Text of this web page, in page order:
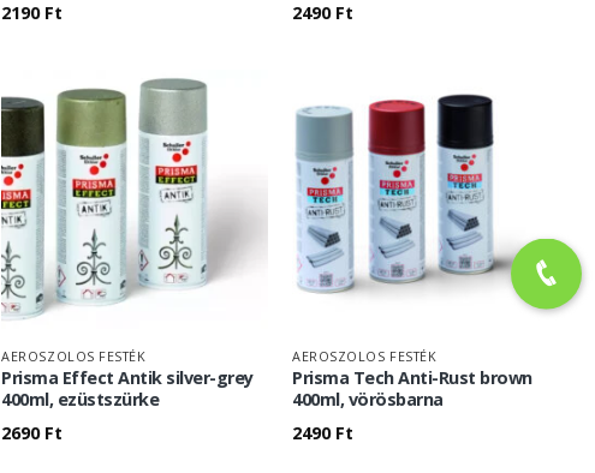
2190 Ft
2490 Ft
AEROSZOLOS FESTÉK
Prisma Effect Antik silver-grey
400ml, ezüstszürke
2690 Ft
AEROSZOLOS FESTÉK
Prisma Tech Anti-Rust brown
400ml, vörösbarna
2490 Ft